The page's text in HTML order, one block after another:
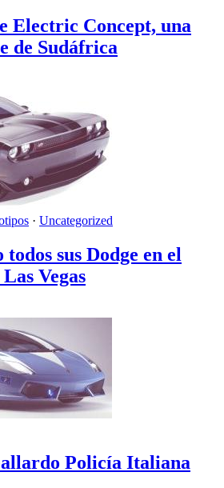
Electric Concept, una
de Sudáfrica
· Uncategorized
sus Dodge en el
Vegas
Policía Italiana